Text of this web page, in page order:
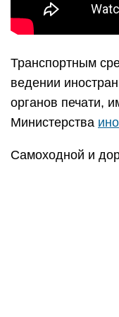
Транспортным
ведении
органов печати,
Министерства
Самоходной и